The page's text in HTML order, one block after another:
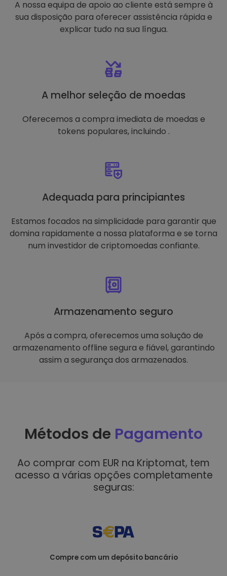
A nossa equipa de apoio ao cliente está sempre à
sua disposição para oferecer assistência rápida e
explicar tudo na sua língua.
A melhor seleção de moedas
Oferecemos a compra imediata de moedas e
tokens populares, incluindo .
Adequada para principiantes
Estamos focados na simplicidade para garantir que
domina rapidamente a nossa plataforma e se torna
num investidor de criptomoedas confiante.
Armazenamento seguro
Após a compra, oferecemos uma solução de
armazenamento offline segura e fiável, garantindo
assim a segurança dos armazenados.
Métodos de Pagamento
Ao comprar com EUR na Kriptomat, tem
acesso a várias opções completamente
seguras:
Compre com um depósito bancário